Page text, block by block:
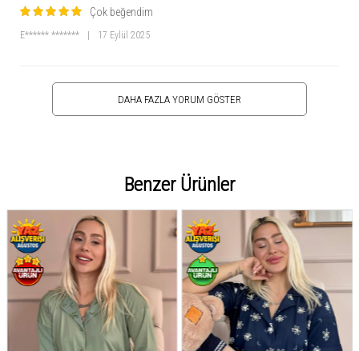
Çok beğendim
E****** ******* 17 Eylül 2025
DAHA FAZLA YORUM GÖSTER
Benzer Ürünler